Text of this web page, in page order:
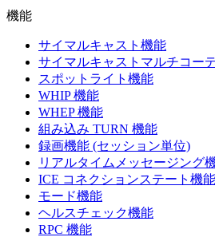
機能
サイマルキャスト機能
サイマルキャストマルチコー
スポットライト機能
WHIP 機能
WHEP 機能
組み込み TURN 機能
録画機能 (セッション単位)
リアルタイムメッセージング
ICE コネクションステート機能
モード機能
ヘルスチェック機能
RPC 機能